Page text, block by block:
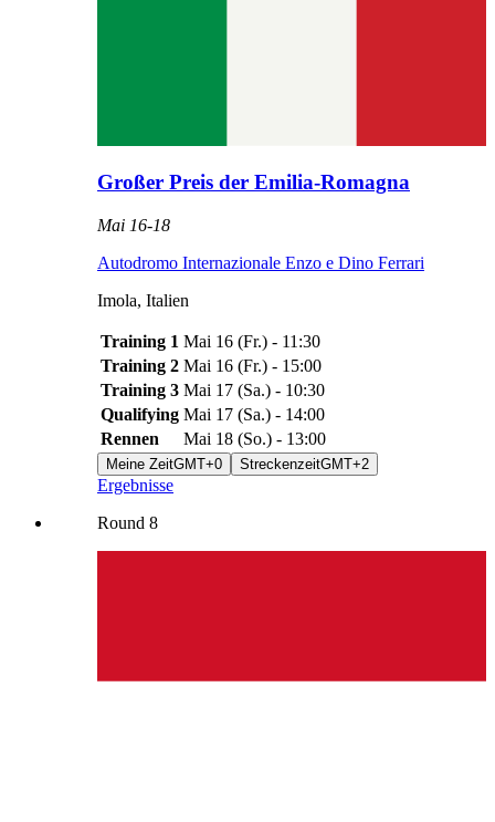
Großer Preis der Emilia-Romagna
Mai 16-18
Autodromo Internazionale Enzo e Dino Ferrari
Imola, Italien
Training 1 Mai 16 (Fr.) - 11:30
Training 2 Mai 16 (Fr.) - 15:00
Training 3 Mai 17 (Sa.) - 10:30
Qualifying Mai 17 (Sa.) - 14:00
Rennen
Mai 18 (So.) - 13:00
Meine ZeitGMT+0 StreckenzeitGMT+2
Ergebnisse
Round 8